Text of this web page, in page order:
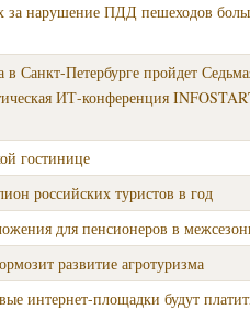
за нарушение ПДД пешеходов
в Санкт-Петербурге пройдет
ИТ-конференция
гостинице
российских туристов в год
для пенсионеров в
развитие агротуризма
интернет-площадки будут